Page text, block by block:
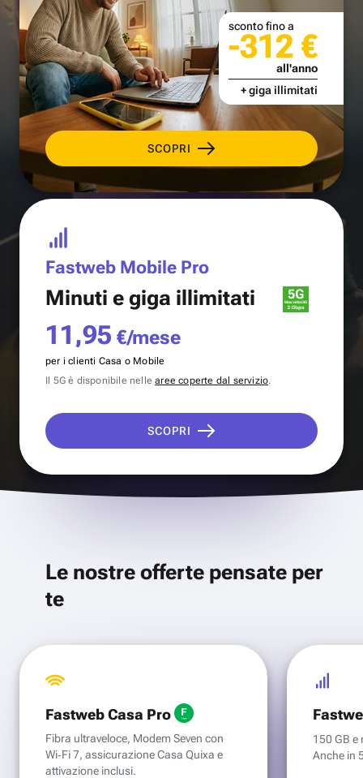
SCOPRI
sconto fino a
-312 €
all'anno
+ giga illimitati
Fastweb Mobile Pro
Minuti e giga illimitati
11,95 €/mese
per i clienti Casa o Mobile
Il 5G è disponibile nellearee coperte dal servizio.
SCOPRI
Le nostre offerte pensate per
te
Fastweb Casa Pro
Fibra ultraveloce, Modem Seven con
Wi‑Fi 7, assicurazione Casa Quixa e
attivazione inclusi.
150 GB e
Anche in